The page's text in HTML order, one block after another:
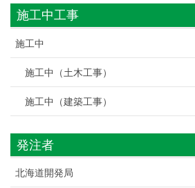
施工中工事
施工中
施工中（土木工事）
施工中（建築工事）
発注者
北海道開発局